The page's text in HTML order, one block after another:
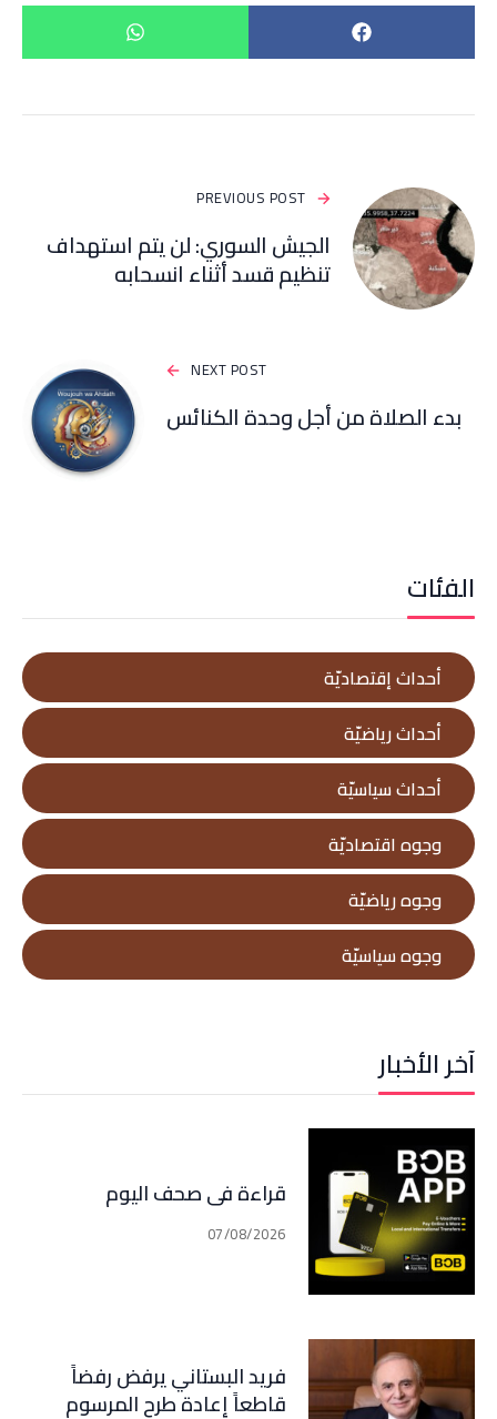
PREVIOUS POST
الجيش السوري: لن يتم استهداف
تنظيم قسد أثناء انسحابه
NEXT POST
بدء الصلاة من أجل وحدة الكنائس
الفئات
أحداث إقتصاديّة
أحداث رياضيّة
أحداث سياسيّة
وجوه اقتصاديّة
وجوه رياضيّة
وجوه سياسيّة
آخر الأخبار
قراءة في صحف اليوم
07/08/2026
فريد البستاني يرفض رفضاً
قاطعاً إعادة طرح المرسوم